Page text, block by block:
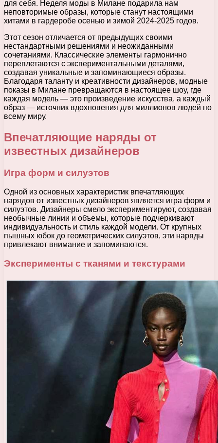
для себя. Неделя моды в Милане подарила нам
неповторимые образы, которые станут настоящими
хитами в гардеробе осенью и зимой 2024-2025 годов.
Этот сезон отличается от предыдущих своими
нестандартными решениями и неожиданными
сочетаниями. Классические элементы гармонично
переплетаются с экспериментальными деталями,
создавая уникальные и запоминающиеся образы.
Благодаря таланту и креативности дизайнеров, модные
показы в Милане превращаются в настоящее шоу, где
каждая модель — это произведение искусства, а каждый
образ — источник вдохновения для миллионов людей по
всему миру.
Впечатляющие наряды от
известных дизайнеров
Игра форм и силуэтов
Одной из основных характеристик впечатляющих
нарядов от известных дизайнеров является игра форм и
силуэтов. Дизайнеры смело экспериментируют, создавая
необычные линии и объемы, которые подчеркивают
индивидуальность и стиль каждой модели. От крупных
пышных юбок до геометрических силуэтов, эти наряды
привлекают внимание и запоминаются.
Эксперименты с тканями и текстурами